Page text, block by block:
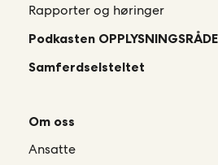
Rapporter og høringer
Podkasten
Samferdselsteltet
Om oss
Ansatte